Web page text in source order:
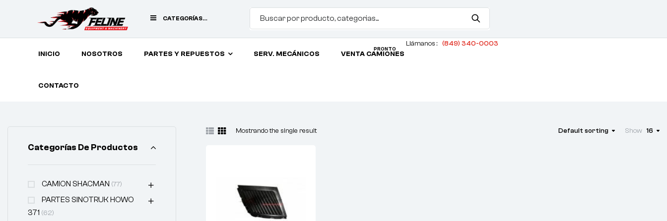
CATEGORÍAS
INICIO NOSOTROS PARTES Y REPUESTOS SERV. MECÁNICOS VENTA CAMIONES
PRONTO
CONTACTO
Llámanos : (849) 340-0003
Mostrando the single result Default sorting Show 16
Categorías De Productos
CAMION SHACMAN (77)
PARTES SINOTRUK HOWO
371 (62)